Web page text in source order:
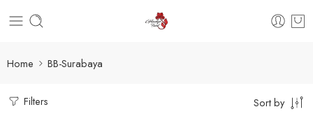
Home BB-Surabaya
Filters Sort by